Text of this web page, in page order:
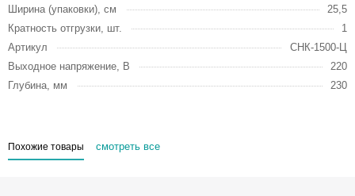
Ширина (упаковки), см
25,5
Кратность отгрузки, шт.
1
Артикул
СНК-1500-Ц
Выходное напряжение, В
220
Глубина, мм
230
Похожие товары смотреть все